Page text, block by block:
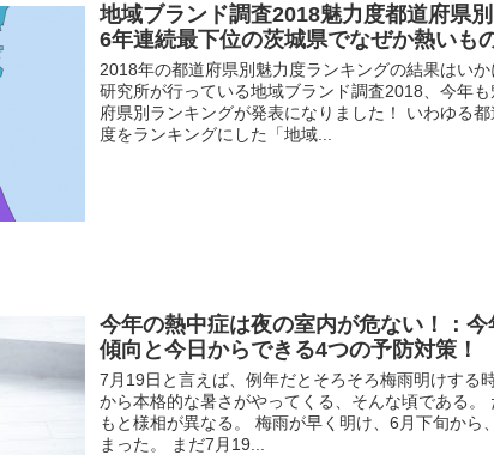
地域ブランド調査2018魅力度都道府県
6年連続最下位の茨城県でなぜか熱いも
2018年の都道府県別魅力度ランキングの結果はい
研究所が行っている地域ブランド調査2018、今年
府県別ランキングが発表になりました！ いわゆる
度をランキングにした「地域...
今年の熱中症は夜の室内が危ない！：
傾向と今日からできる4つの予防対策！
7月19日と言えば、例年だとそろそろ梅雨明けする
から本格的な暑さがやってくる、そんな頃である。
もと様相が異なる。 梅雨が早く明け、6月下旬から
まった。 まだ7月19...